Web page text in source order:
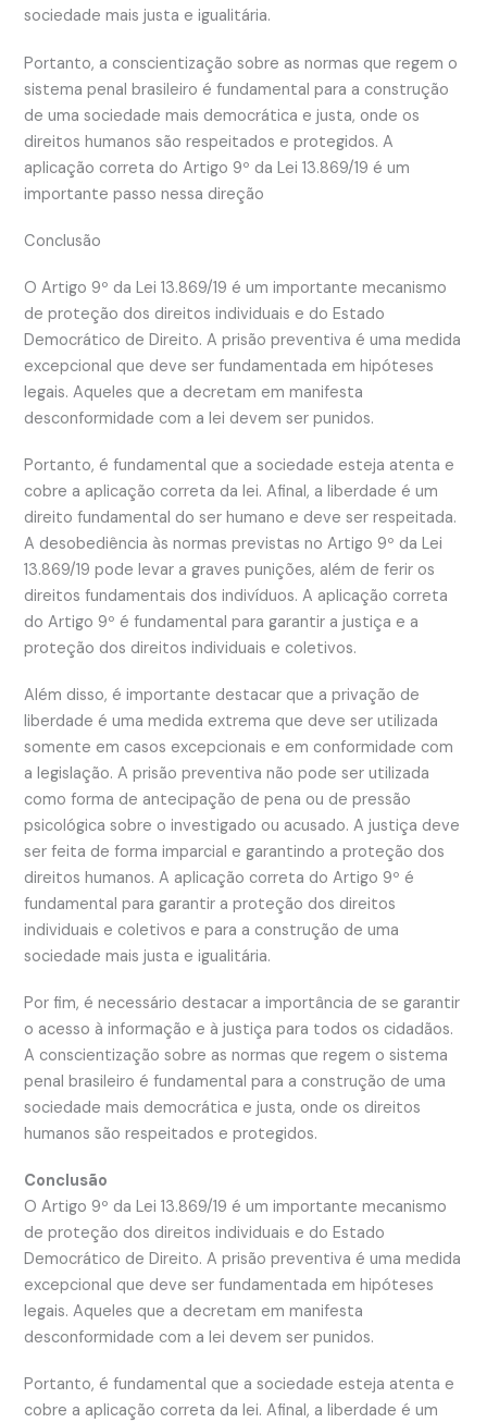
sociedade mais justa e igualitária.
Portanto, a conscientização sobre as normas que regem o
sistema penal brasileiro é fundamental para a construção
de uma sociedade mais democrática e justa, onde os
direitos humanos são respeitados e protegidos. A
aplicação correta do Artigo 9º da Lei 13.869/19 é um
importante passo nessa direção
Conclusão
O Artigo 9º da Lei 13.869/19 é um importante mecanismo
de proteção dos direitos individuais e do Estado
Democrático de Direito. A prisão preventiva é uma medida
excepcional que deve ser fundamentada em hipóteses
legais. Aqueles que a decretam em manifesta
desconformidade com a lei devem ser punidos.
Portanto, é fundamental que a sociedade esteja atenta e
cobre a aplicação correta da lei. Afinal, a liberdade é um
direito fundamental do ser humano e deve ser respeitada.
A desobediência às normas previstas no Artigo 9º da Lei
13.869/19 pode levar a graves punições, além de ferir os
direitos fundamentais dos indivíduos. A aplicação correta
do Artigo 9º é fundamental para garantir a justiça e a
proteção dos direitos individuais e coletivos.
Além disso, é importante destacar que a privação de
liberdade é uma medida extrema que deve ser utilizada
somente em casos excepcionais e em conformidade com
a legislação. A prisão preventiva não pode ser utilizada
como forma de antecipação de pena ou de pressão
psicológica sobre o investigado ou acusado. A justiça deve
ser feita de forma imparcial e garantindo a proteção dos
direitos humanos. A aplicação correta do Artigo 9º é
fundamental para garantir a proteção dos direitos
individuais e coletivos e para a construção de uma
sociedade mais justa e igualitária.
Por fim, é necessário destacar a importância de se garantir
o acesso à informação e à justiça para todos os cidadãos.
A conscientização sobre as normas que regem o sistema
penal brasileiro é fundamental para a construção de uma
sociedade mais democrática e justa, onde os direitos
humanos são respeitados e protegidos.
Conclusão
O Artigo 9º da Lei 13.869/19 é um importante mecanismo
de proteção dos direitos individuais e do Estado
Democrático de Direito. A prisão preventiva é uma medida
excepcional que deve ser fundamentada em hipóteses
legais. Aqueles que a decretam em manifesta
desconformidade com a lei devem ser punidos.
Portanto, é fundamental que a sociedade esteja atenta e
cobre a aplicação correta da lei. Afinal, a liberdade é um